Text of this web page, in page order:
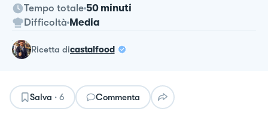
Tempo totale 50 minuti
Difficoltà Media
ricetta dicastalfood
Salva · 6 Commenta